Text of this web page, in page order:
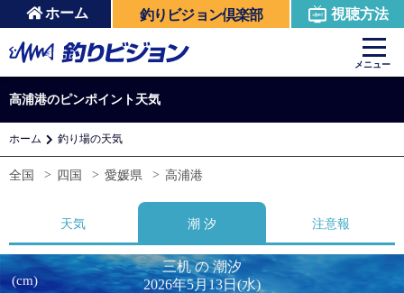
ホーム 釣りビジョン倶楽部 視聴方法
メニュー
高浦港のピンポイント天気
ホーム 釣り場の天気
全国 四国 愛媛県 高浦港
天気 潮 汐 注意報